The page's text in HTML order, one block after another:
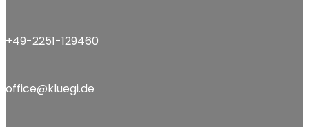
+49-2251-129460
office@kluegi.de